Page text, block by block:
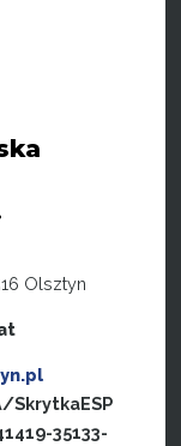
Olsztyn
SkrytkaESP
35133-